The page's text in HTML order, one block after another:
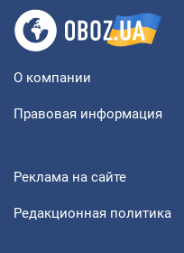
О компании
Правовая информация
Реклама на сайте
Редакционная политика